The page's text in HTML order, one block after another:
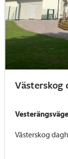
Västerskog
Västerskog